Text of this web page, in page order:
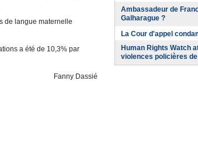
de langue maternelle
a été de 10,3% par
Fanny Dassié
Ambassadeur de
Galharague ?
La Cour d'appel
Human Rights Watch
violences policières